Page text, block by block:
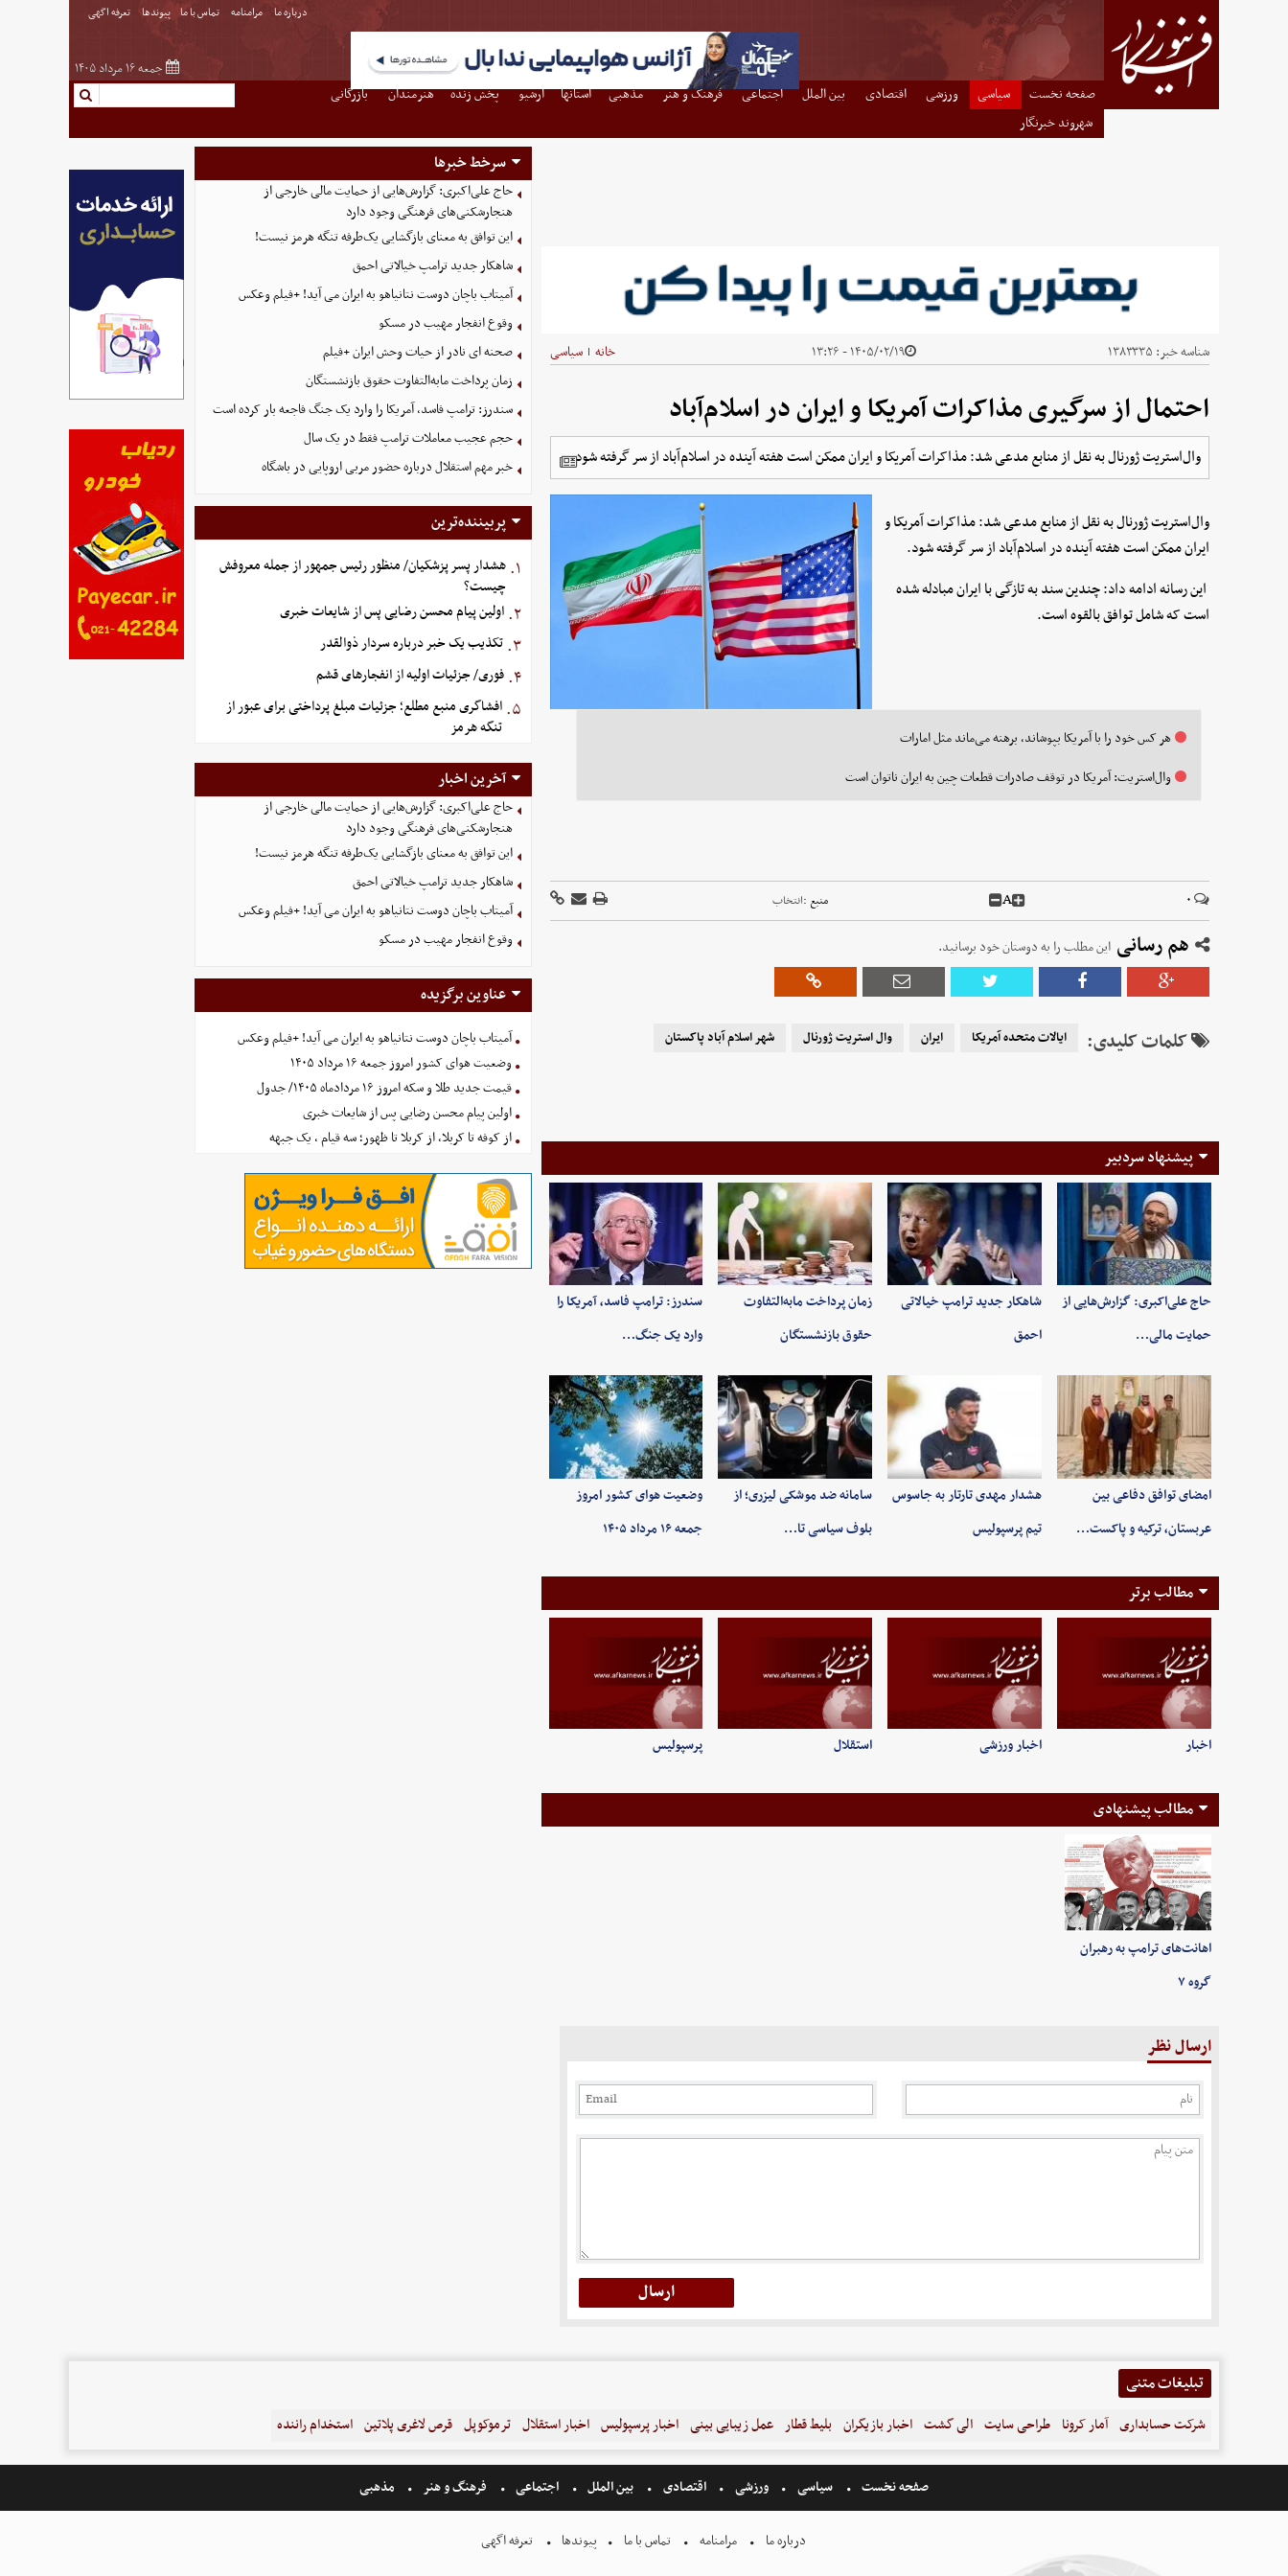
درباره ما مرامنامه تماس با ما پیوندها تعرفه اگهی
جمعه ۱۶ مرداد ۱۴۰۵
صفحه نخست سیاسی ورزشی اقتصادی بین الملل اجتماعی فرهنگ و هنر مذهبی استانها آرشیو پخش زنده هنرمندان
بازرگانی
شهروند خبرنگار
شناسه خبر: ۱۳۸۳۳۳۵ ۱۴۰۵/۰۲/۱۹ - ۱۳:۲۶ خانه | سیاسی
احتمال از سرگیری مذاکرات آمریکا و ایران در اسلام‌آباد
وال‌استریت ژورنال به نقل از منابع مدعی شد: مذاکرات آمریکا و ایران ممکن است هفته آینده در اسلام‌آباد از سر گرفته شود.
وال‌استریت ژورنال به نقل از منابع مدعی شد: مذاکرات آمریکا و
ایران ممکن است هفته آینده در اسلام‌آباد از سر گرفته شود.
این رسانه ادامه داد: چندین سند به تازگی با ایران مبادله شده
است که شامل توافق بالقوه است.
هر کس خود را با آمریکا بپوشاند، برهنه می‌ماند مثل امارات
وال‌استریت: آمریکا در توقف صادرات قطعات چین به ایران ناتوان است
۰ A منبع :انتخاب
هم رسانی این مطلب را به دوستان خود برسانید.
کلمات کلیدی: ایالات متحده آمریکا ایران وال استریت ژورنال شهر اسلام آباد پاکستان
پیشنهاد سردبیر
حاج علی‌اکبری: گزارش‌هایی از
حمایت مالی…
شاهکار جدید ترامپ خیالاتی
احمق
زمان پرداخت مابه‌التفاوت
حقوق بازنشستگان
سندرز: ترامپ فاسد، آمریکا را
وارد یک جنگ…
امضای توافق دفاعی بین
عربستان، ترکیه و پاکست…
هشدار مهدی تارتار به جاسوس
تیم پرسپولیس
سامانه ضد موشکی لیزری؛ از
بلوف سیاسی تا…
وضعیت هوای کشور امروز
جمعه ۱۶ مرداد ۱۴۰۵
مطالب برتر
اخبار اخبار ورزشی استقلال پرسپولیس
مطالب پیشنهادی
اهانت‌های ترامپ به رهبران
گروه ۷
ارسال نظر
سرخط خبرها
حاج علی‌اکبری: گزارش‌هایی از حمایت مالی خارجی از
هنجارشکنی‌های فرهنگی وجود دارد
این توافق به معنای بازگشایی یک‌طرفه تنگه هرمز نیست!
شاهکار جدید ترامپ خیالاتی احمق
آمیتاب باچان دوست نتانیاهو به ایران می آید! +فیلم وعکس
وقوع انفجار مهیب در مسکو
صحنه ای نادر از حیات وحش ایران +فیلم
زمان پرداخت مابه‌التفاوت حقوق بازنشستگان
سندرز: ترامپ فاسد، آمریکا را وارد یک جنگ فاجعه بار کرده است
حجم عجیب معاملات ترامپ فقط در یک سال
خبر مهم استقلال درباره حضور مربی اروپایی در باشگاه
پربیننده‌ترین
۱. هشدار پسر پزشکیان/ منظور رئیس جمهور از جمله معروفش
چیست؟
۲. اولین پیام محسن رضایی پس از شایعات خبری
۳. تکذیب یک خبر درباره سردار ذوالقدر
۴. فوری/ جزئیات اولیه از انفجارهای قشم
۵. افشاگری منبع مطلع؛ جزئیات مبلغ پرداختی برای عبور از
تنگه هرمز
آخرین اخبار
حاج علی‌اکبری: گزارش‌هایی از حمایت مالی خارجی از
هنجارشکنی‌های فرهنگی وجود دارد
این توافق به معنای بازگشایی یک‌طرفه تنگه هرمز نیست!
شاهکار جدید ترامپ خیالاتی احمق
آمیتاب باچان دوست نتانیاهو به ایران می آید! +فیلم وعکس
وقوع انفجار مهیب در مسکو
عناوین برگزیده
آمیتاب باچان دوست نتانیاهو به ایران می آید! +فیلم وعکس
وضعیت هوای کشور امروز جمعه ۱۶ مرداد ۱۴۰۵
قیمت جدید طلا و سکه امروز ۱۶ مردادماه ۱۴۰۵/ جدول
اولین پیام محسن رضایی پس از شایعات خبری
از کوفه تا کربلا، از کربلا تا ظهور؛ سه قیام ، یک جبهه
تبلیغات متنی
شرکت حسابداری آمار کرونا طراحی سایت الی گشت اخبار بازیگران بلیط قطار عمل زیبایی بینی اخبار پرسپولیس اخبار استقلال ترموکوپل قرص لاغری پلاتین استخدام راننده
صفحه نخست سیاسی ورزشی اقتصادی بین الملل اجتماعی فرهنگ و هنر مذهبی
درباره ما مرامنامه تماس با ما پیوندها تعرفه اگهی